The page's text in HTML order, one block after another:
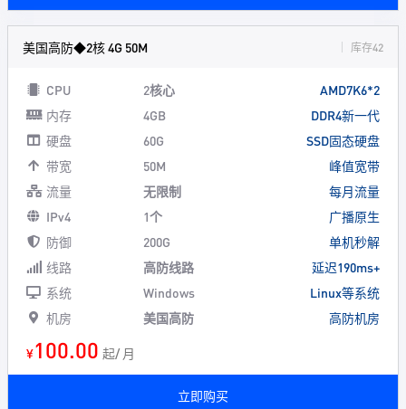
美国高防◆2核 4G 50M 库存42
CPU 2核心
AMD7K6*2
内存
4GB
DDR4新一代
硬盘
60G
SSD固态硬盘
带宽
50M
峰值宽带
流量
无限制
每月流量
IPv4
1个
广播原生
防御
200G
单机秒解
线路
高防线路
延迟190ms+
系统
Windows
Linux等系统
机房
美国高防 高防机房
¥100.00 起/ 月
立即购买